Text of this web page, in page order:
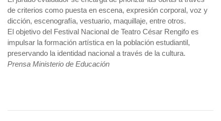
de criterios como puesta en escena, expresión corporal, voz y
dicción, escenografía, vestuario, maquillaje, entre otros.
El objetivo del Festival Nacional de Teatro César Rengifo es
impulsar la formación artística en la población estudiantil,
preservando la identidad nacional a través de la cultura.
Prensa Ministerio de Educación